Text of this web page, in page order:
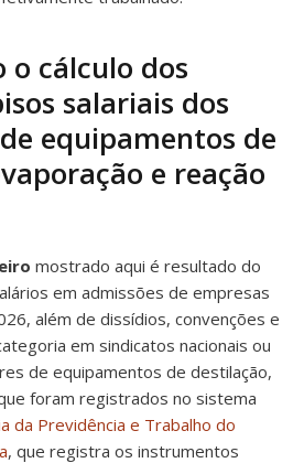
o cálculo dos
salariais dos
equipamentos de
e reação
mostrado aqui é resultado do
em admissões de empresas
além de dissídios, convenções e
em sindicatos nacionais ou
de equipamentos de destilação,
foram registrados no sistema
da Previdência e Trabalho do
, que registra os instrumentos